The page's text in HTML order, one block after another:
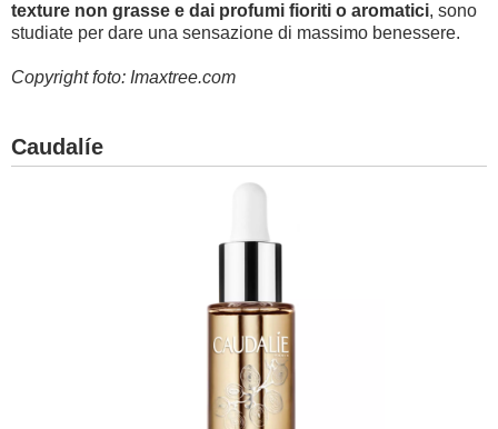
texture non grasse e dai profumi fioriti o aromatici, sono
studiate per dare una sensazione di massimo benessere.
Copyright foto: Imaxtree.com
Caudalíe